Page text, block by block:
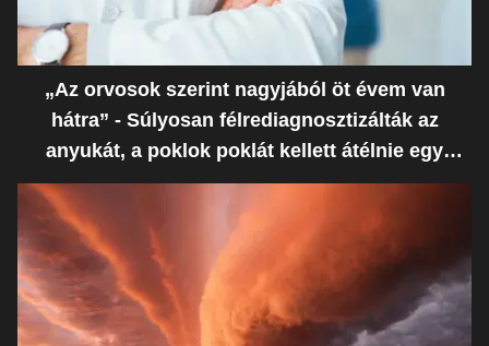
„Az orvosok szerint nagyjából öt évem van
hátra” - Súlyosan félrediagnosztizálták az
anyukát, a poklok poklát kellett átélnie egy
ostoba hiba miatt